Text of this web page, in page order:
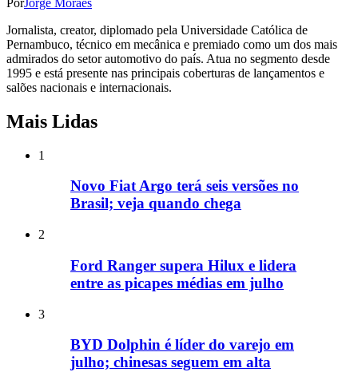
PorJorge Moraes
Jornalista, creator, diplomado pela Universidade Católica de
Pernambuco, técnico em mecânica e premiado como um dos mais
admirados do setor automotivo do país. Atua no segmento desde
1995 e está presente nas principais coberturas de lançamentos e
salões nacionais e internacionais.
Mais Lidas
1
Novo Fiat Argo terá seis versões no
Brasil; veja quando chega
2
Ford Ranger supera Hilux e lidera
entre as picapes médias em julho
3
BYD Dolphin é líder do varejo em
julho; chinesas seguem em alta